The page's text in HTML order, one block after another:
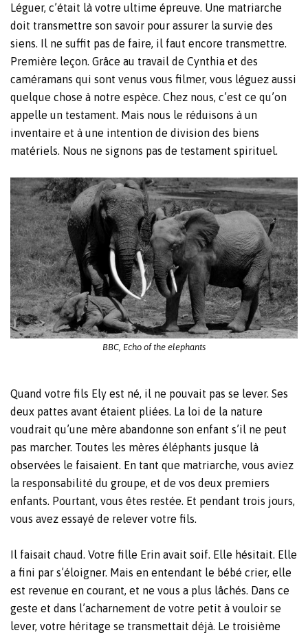
Léguer, c’était là votre ultime épreuve. Une matriarche
doit transmettre son savoir pour assurer la survie des
siens. Il ne suffit pas de faire, il faut encore transmettre.
Première leçon. Grâce au travail de Cynthia et des
caméramans qui sont venus vous filmer, vous léguez aussi
quelque chose à notre espèce. Chez nous, c’est ce qu’on
appelle un testament. Mais nous le réduisons à un
inventaire et à une intention de division des biens
matériels. Nous ne signons pas de testament spirituel.
BBC, Echo of the elephants
Quand votre fils Ely est né, il ne pouvait pas se lever. Ses
deux pattes avant étaient pliées. La loi de la nature
voudrait qu’une mère abandonne son enfant s’il ne peut
pas marcher. Toutes les mères éléphants jusque là
observées le faisaient. En tant que matriarche, vous aviez
la responsabilité du groupe, et de vos deux premiers
enfants. Pourtant, vous êtes restée. Et pendant trois jours,
vous avez essayé de relever votre fils.
Il faisait chaud. Votre fille Erin avait soif. Elle hésitait. Elle
a fini par s’éloigner. Mais en entendant le bébé crier, elle
est revenue en courant, et ne vous a plus lâchés. Dans ce
geste et dans l’acharnement de votre petit à vouloir se
lever, votre héritage se transmettait déjà. Le troisième